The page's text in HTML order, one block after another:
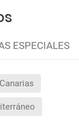
ESPECIALES